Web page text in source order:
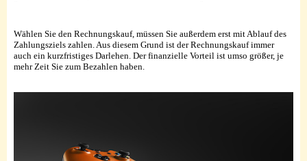
Wählen Sie den Rechnungskauf, müssen Sie außerdem erst mit Ablauf des
Zahlungsziels zahlen. Aus diesem Grund ist der Rechnungskauf immer
auch ein kurzfristiges Darlehen. Der finanzielle Vorteil ist umso größer, je
mehr Zeit Sie zum Bezahlen haben.